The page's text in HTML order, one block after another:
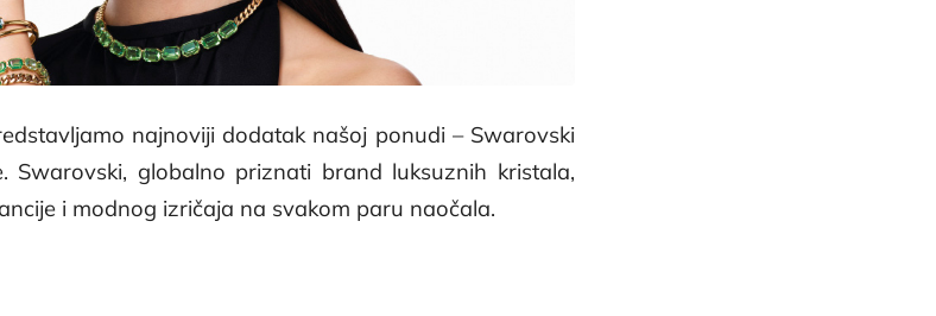
najnoviji dodatak našoj ponudi – Swarovski
Swarovski, globalno priznati brand luksuznih kristala,
i modnog izričaja na svakom paru naočala.